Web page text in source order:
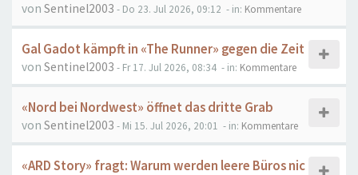
von Sentinel2003 - Do 23. Jul 2026, 09:12 - in: Kommentare
Gal Gadot kämpft in «The Runner» gegen die Zeit
von Sentinel2003 - Fr 17. Jul 2026, 08:34 - in: Kommentare
«Nord bei Nordwest» öffnet das dritte Grab
von Sentinel2003 - Mi 15. Jul 2026, 20:01 - in: Kommentare
«ARD Story» fragt: Warum werden leere Büros nic